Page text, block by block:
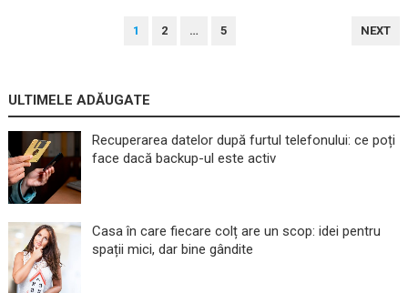
1 2 … 5 NEXT
ULTIMELE ADĂUGATE
Recuperarea datelor după furtul telefonului: ce poți
face dacă backup-ul este activ
Casa în care fiecare colț are un scop: idei pentru
spații mici, dar bine gândite